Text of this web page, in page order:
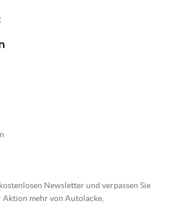
Newsletter und verpassen Sie
Aktion mehr von Autolacke,